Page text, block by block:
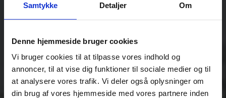
Samtykke Detaljer Om
Denne hjemmeside bruger cookies
Vi bruger cookies til at tilpasse vores indhold og
annoncer, til at vise dig funktioner til sociale medier og til
at analysere vores trafik. Vi deler også oplysninger om
din brug af vores hjemmeside med vores partnere inden